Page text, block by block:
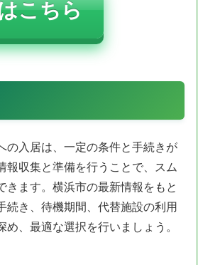
こちら
の入居は、一定の条件と手続きが
報収集と準備を行うことで、スム
きます。横浜市の最新情報をもと
続き、待機期間、代替施設の利用
、最適な選択を行いましょう。